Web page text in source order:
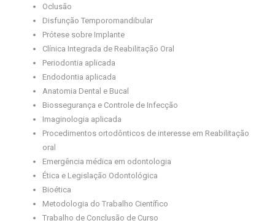
Oclusão
Disfunção Temporomandibular
Prótese sobre Implante
Clínica Integrada de Reabilitação Oral
Periodontia aplicada
Endodontia aplicada
Anatomia Dental e Bucal
Biossegurança e Controle de Infecção
Imaginologia aplicada
Procedimentos ortodônticos de interesse em Reabilitação
oral
Emergência médica em odontologia
Ética e Legislação Odontológica
Bioética
Metodologia do Trabalho Científico
Trabalho de Conclusão de Curso